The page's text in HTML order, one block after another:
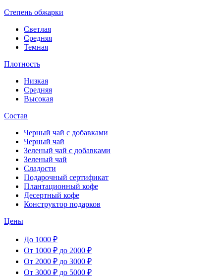
Степень обжарки
Светлая
Средняя
Темная
Плотность
Низкая
Средняя
Высокая
Состав
Черный чай с добавками
Черный чай
Зеленый чай с добавками
Зеленый чай
Сладости
Подарочный сертификат
Плантационный кофе
Десертный кофе
Конструктор подарков
Цены
До 1000 ₽
От 1000 ₽ до 2000 ₽
От 2000 ₽ до 3000 ₽
От 3000 ₽ до 5000 ₽